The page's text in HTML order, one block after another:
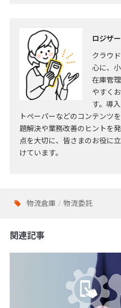
ロジザ
クラウ
心に、
在庫管
やすく
す。導
トペーパーなどのコンテンツ
題解決や業務改善のヒントを
点を大切に、皆さまのお役に
けています。
物流倉庫 物流委託
関連記事